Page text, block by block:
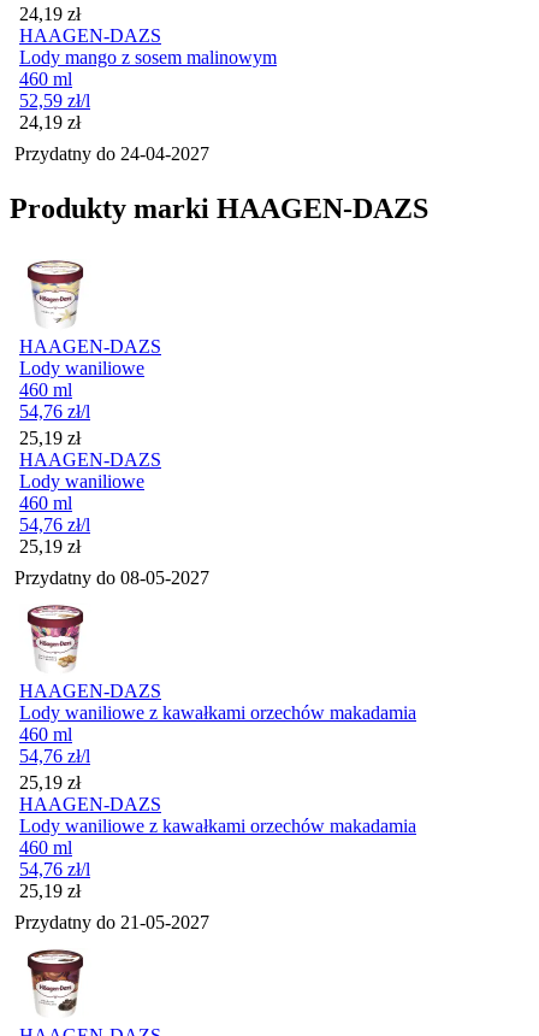
Cena
24,19 zł
HAAGEN-DAZS
Lody mango z sosem malinowym
460 ml
52,59 zł/l
Cena
24,19 zł
Przydatny do 24-04-2027
Produkty marki HAAGEN-DAZS
HAAGEN-DAZS
Lody waniliowe
460 ml
54,76 zł/l
Cena
25,19 zł
HAAGEN-DAZS
Lody waniliowe
460 ml
54,76 zł/l
Cena
25,19 zł
Przydatny do 08-05-2027
HAAGEN-DAZS
Lody waniliowe z kawałkami orzechów makadamia
460 ml
54,76 zł/l
Cena
25,19 zł
HAAGEN-DAZS
Lody waniliowe z kawałkami orzechów makadamia
460 ml
54,76 zł/l
Cena
25,19 zł
Przydatny do 21-05-2027